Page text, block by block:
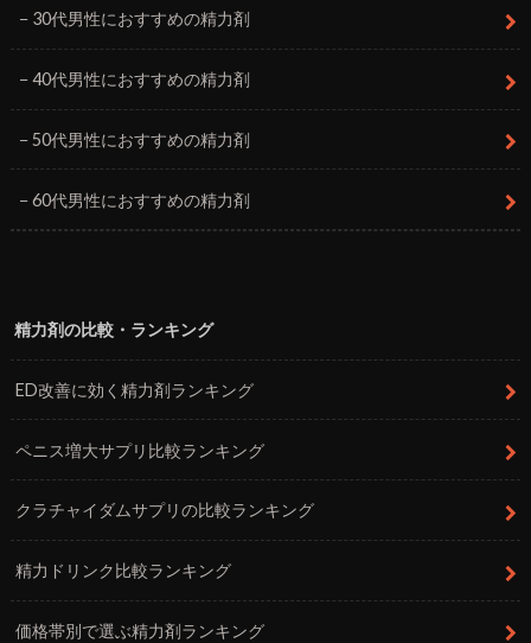
30代男性におすすめの精力剤
40代男性におすすめの精力剤
50代男性におすすめの精力剤
60代男性におすすめの精力剤
精力剤の比較・ランキング
ED改善に効く精力剤ランキング
ペニス増大サプリ比較ランキング
クラチャイダムサプリの比較ランキング
精力ドリンク比較ランキング
価格帯別で選ぶ精力剤ランキング